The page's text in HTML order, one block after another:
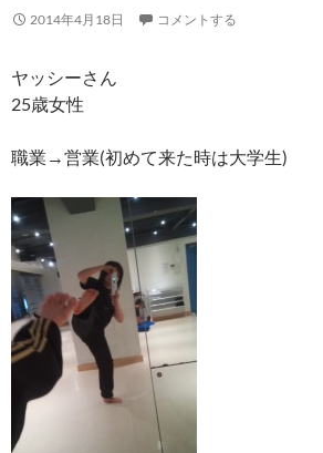
2014年4月18日 コメントする
ヤッシーさん
25歳女性
職業→営業(初めて来た時は大学生)